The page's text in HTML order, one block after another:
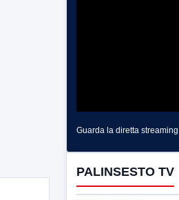
Guarda la diretta streaming
PALINSESTO TV